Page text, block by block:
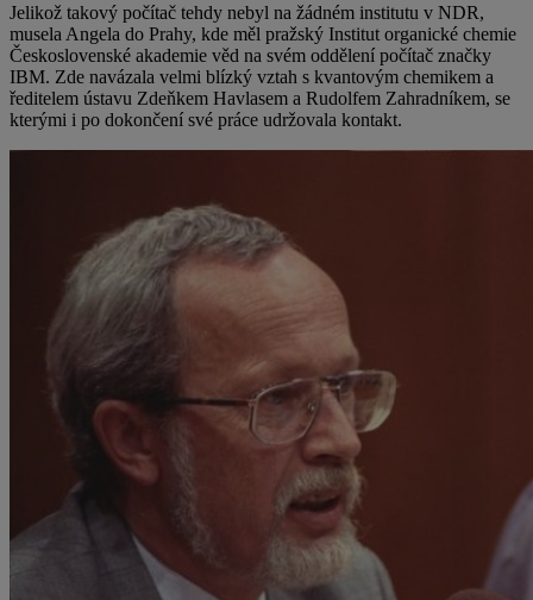
Jelikož takový počítač tehdy nebyl na žádném institutu v NDR,
musela Angela do Prahy, kde měl pražský Institut organické chemie
Československé akademie věd na svém oddělení počítač značky
IBM. Zde navázala velmi blízký vztah s kvantovým chemikem a
ředitelem ústavu Zdeňkem Havlasem a Rudolfem Zahradníkem, se
kterými i po dokončení své práce udržovala kontakt.